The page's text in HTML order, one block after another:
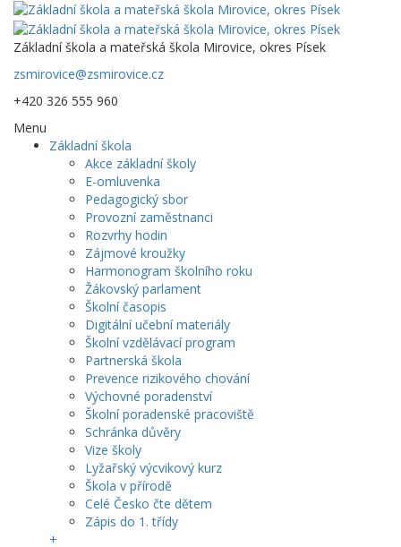
Základní škola a mateřská škola Mirovice, okres Písek
zsmirovice@zsmirovice.cz
+420 326 555 960
Menu
Základní škola
Akce základní školy
E-omluvenka
Pedagogický sbor
Provozní zaměstnanci
Rozvrhy hodin
Zájmové kroužky
Harmonogram školního roku
Žákovský parlament
Školní časopis
Digitální učební materiály
Školní vzdělávací program
Partnerská škola
Prevence rizikového chování
Výchovné poradenství
Školní poradenské pracoviště
Schránka důvěry
Vize školy
Lyžařský výcvikový kurz
Škola v přírodě
Celé Česko čte dětem
Zápis do 1. třídy
+